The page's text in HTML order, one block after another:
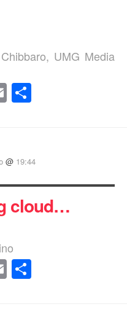
, UMG Media
Email
@ 19:44
cloud…
Email